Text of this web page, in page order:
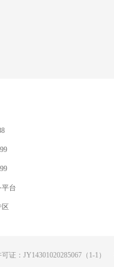
台
证：JY14301020285067（1-1）